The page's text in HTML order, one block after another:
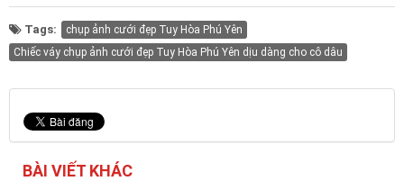
Tags:
chụp ảnh cưới đẹp Tuy Hòa Phú Yên
Chiếc váy chụp ảnh cưới đẹp Tuy Hòa Phú Yên dịu dàng cho cô dâu
BÀI VIẾT KHÁC